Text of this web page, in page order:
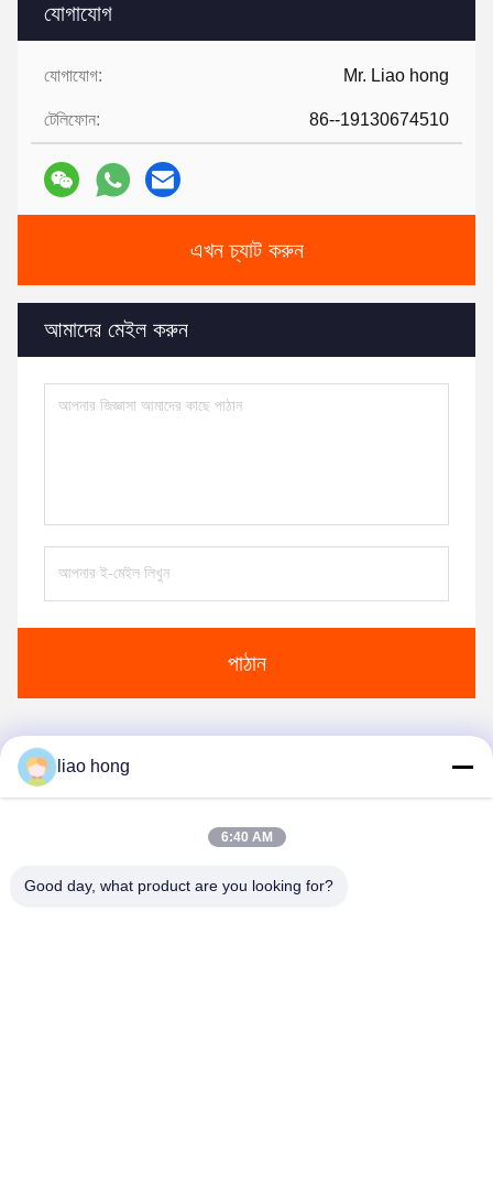
যোগাযোগ
যোগাযোগ: Mr. Liao hong
টেলিফোন: 86--19130674510
এখন চ্যাট করুন
আমাদের মেইল করুন
পাঠান
liao hong
6:40 AM
Good day, what product are you looking for?